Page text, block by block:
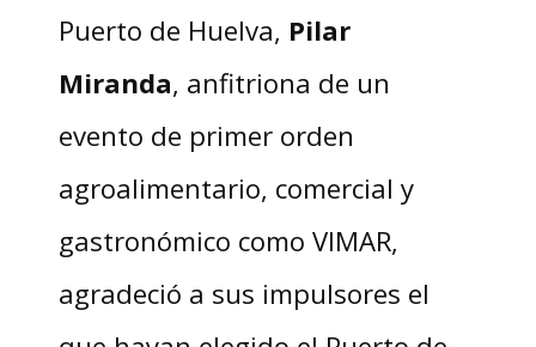
Puerto de Huelva, Pilar
Miranda, anfitriona de un
evento de primer orden
agroalimentario, comercial y
gastronómico como VIMAR,
agradeció a sus impulsores el